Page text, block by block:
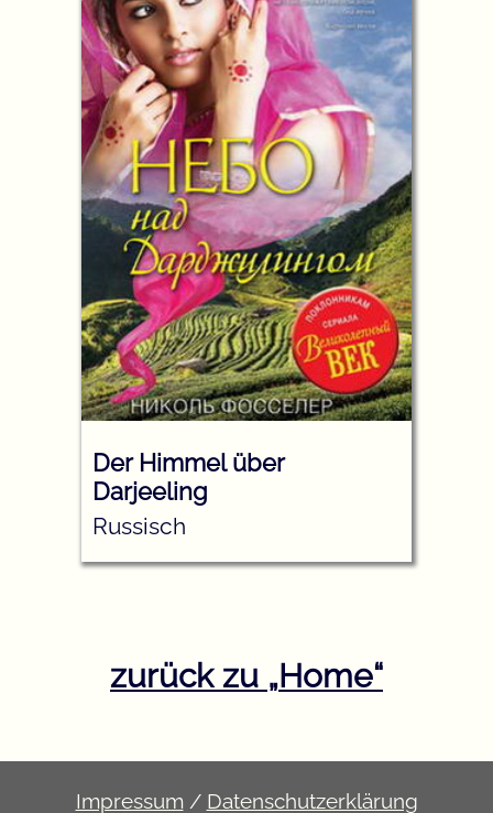
Der Himmel über
Darjeeling
Russisch
zurück zu Home
Impressum/ Datenschutzerklärung